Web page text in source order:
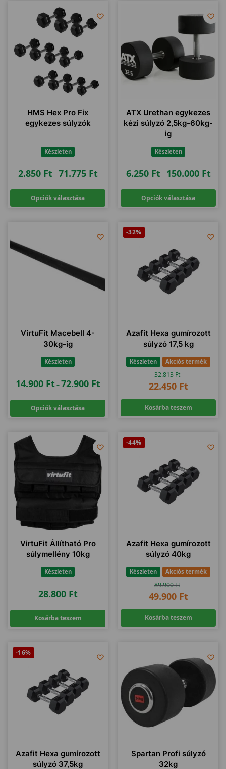
HMS Hex Pro Fix
egykezes súlyzók
Készleten
2.850 Ft – 71.775 Ft
Opciók választása
ATX Urethan egykezes
kézi súlyzó 2,5kg-60kg-
ig
Készleten
6.250 Ft – 150.000 Ft
Opciók választása
VirtuFit Macebell 4-
30kg-ig
Készleten
14.900 Ft – 72.900 Ft
Opciók választása
-32%
Azafit Hexa gumírozott
súlyzó 17,5 kg
Készleten Akciós termék
32.813Ft
22.450 Ft
Kosárba teszem
VirtuFit Állítható Pro
súlymellény 10kg
Készleten
28.800 Ft
Kosárba teszem
-44%
Azafit Hexa gumírozott
súlyzó 40kg
Készleten Akciós termék
89.900Ft
49.900 Ft
Kosárba teszem
-16%
Azafit Hexa gumírozott
súlyzó 37,5kg
Spartan Profi súlyzó
32kg